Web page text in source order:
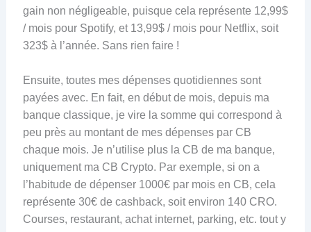
gain non négligeable, puisque cela représente 12,99$
/ mois pour Spotify, et 13,99$ / mois pour Netflix, soit
323$ à l’année. Sans rien faire !
Ensuite, toutes mes dépenses quotidiennes sont
payées avec. En fait, en début de mois, depuis ma
banque classique, je vire la somme qui correspond à
peu près au montant de mes dépenses par CB
chaque mois. Je n’utilise plus la CB de ma banque,
uniquement ma CB Crypto. Par exemple, si on a
l’habitude de dépenser 1000€ par mois en CB, cela
représente 30€ de cashback, soit environ 140 CRO.
Courses, restaurant, achat internet, parking, etc. tout y